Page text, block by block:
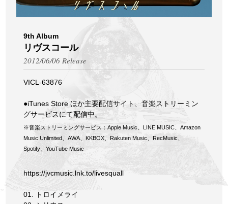
9th Album
リヴスコール
2012/06/06 Release
VICL-63876
●iTunes Store ほか主要配信サイト、音楽ストリーミン
グサービスにて配信中。
※音楽ストリーミングサービス：Apple Music、LINE MUSIC、Amazon
Music Unlimited、AWA、KKBOX、Rakuten Music、RecMusic、
Spotify、YouTube Music
https://jvcmusic.lnk.to/livesquall
01. トロイメライ